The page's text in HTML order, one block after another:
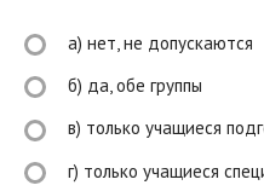
а) нет, не допускаются
б) да, обе группы
в) только учащиеся
г) только учащиеся